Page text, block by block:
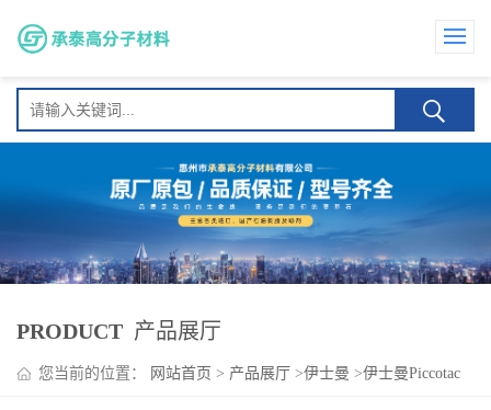
PRODUCT 产品展厅
您当前的位置： 网站首页 > 产品展厅 >伊士曼 >伊士曼Piccotac